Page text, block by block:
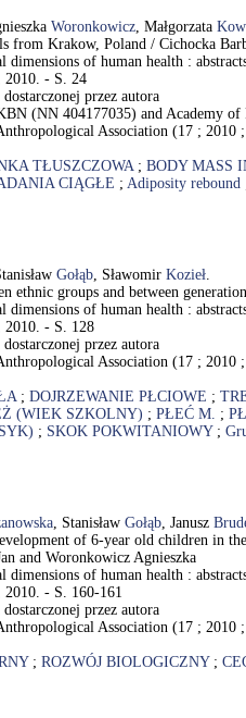
Woronkowicz, Małgorzata
from Krakow, Poland / Cichocka
of human health :
2010. - S. 24
przez autora
(NN 404177035) and Academy
Association (17 ; 2010
TŁUSZCZOWA; BODY MASS
CIĄGŁE ; Adiposity rebound
Gołąb, Sławomir Kozieł.
ethnic groups and between
of human health :
2010. - S. 128
przez autora
Association (17 ; 2010
; DOJRZEWANIE PŁCIOWE ;
(WIEK SZKOLNY) ; PŁEĆ M. ;
; SKOK POKWITANIOWY;
, Stanisław Gołąb, Janusz
of 6-year old children in
and Woronkowicz Agnieszka
of human health :
- S. 160-161
przez autora
Association (17 ; 2010
; ROZWÓJ BIOLOGICZNY;